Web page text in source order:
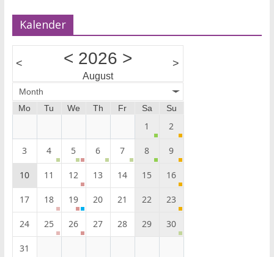
Kalender
< < 2026 >
August
>
Month
Mo
Tu We Th Fr Sa Su
1 2
3 4 5 6 7 8 9
10 11 12 13 14 15 16
17 18 19 20 21 22 23
24 25 26 27 28 29 30
31